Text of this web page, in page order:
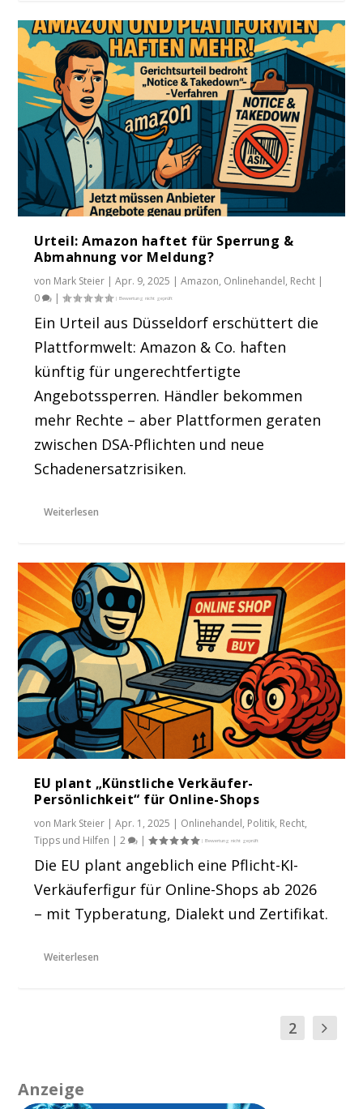
Urteil: Amazon haftet für Sperrung &
Abmahnung vor Meldung?
von Mark Steier |Apr. 9, 2025 |Amazon, Onlinehandel, Recht |
0
|
Ein Urteil aus Düsseldorf erschüttert die
Plattformwelt: Amazon & Co. haften
künftig für ungerechtfertigte
Angebotssperren. Händler bekommen
mehr Rechte – aber Plattformen geraten
zwischen DSA-Pflichten und neue
Schadenersatzrisiken.
Weiterlesen
EU plant „Künstliche Verkäufer-
Persönlichkeit“ für Online-Shops
von Mark Steier |Apr. 1, 2025 | Onlinehandel, Politik, Recht,
Tipps und Hilfen |2 |
Die EU plant angeblich eine Pflicht-KI-
Verkäuferfigur für Online-Shops ab 2026
– mit Typberatung, Dialekt und Zertifikat.
Weiterlesen
2
Anzeige